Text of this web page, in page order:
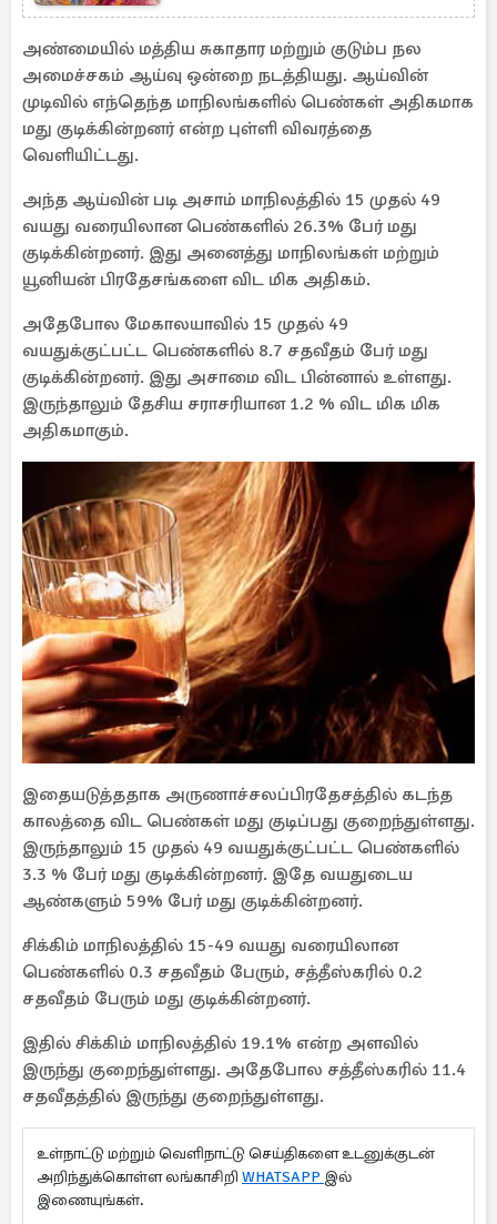
அண்மையில் மத்திய சுகாதார மற்றும் குடும்ப நல
அமைச்சகம் ஆய்வு ஒன்றை நடத்தியது. ஆய்வின்
முடிவில் எந்தெந்த மாநிலங்களில் பெண்கள் அதிகமாக
மது குடிக்கின்றனர் என்ற புள்ளி விவரத்தை
வெளியிட்டது.
அந்த ஆய்வின் படி அசாம் மாநிலத்தில் 15 முதல் 49
வயது வரையிலான பெண்களில் 26.3% பேர் மது
குடிக்கின்றனர். இது அனைத்து மாநிலங்கள் மற்றும்
யூனியன் பிரதேசங்களை விட மிக அதிகம்.
அதேபோல மேகாலயாவில் 15 முதல் 49
வயதுக்குட்பட்ட பெண்களில் 8.7 சதவீதம் பேர் மது
குடிக்கின்றனர். இது அசாமை விட பின்னால் உள்ளது.
இருந்தாலும் தேசிய சராசரியான 1.2 % விட மிக மிக
அதிகமாகும்.
இதையடுத்ததாக அருணாச்சலப்பிரதேசத்தில் கடந்த
காலத்தை விட பெண்கள் மது குடிப்பது குறைந்துள்ளது.
இருந்தாலும் 15 முதல் 49 வயதுக்குட்பட்ட பெண்களில்
3.3 % பேர் மது குடிக்கின்றனர். இதே வயதுடைய
ஆண்களும் 59% பேர் மது குடிக்கின்றனர்.
சிக்கிம் மாநிலத்தில் 15-49 வயது வரையிலான
பெண்களில் 0.3 சதவீதம் பேரும், சத்தீஸ்கரில் 0.2
சதவீதம் பேரும் மது குடிக்கின்றனர்.
இதில் சிக்கிம் மாநிலத்தில் 19.1% என்ற அளவில்
இருந்து குறைந்துள்ளது. அதேபோல சத்தீஸ்கரில் 11.4
சதவீதத்தில் இருந்து குறைந்துள்ளது.
உள்நாட்டு மற்றும் வெளிநாட்டு செய்திகளை உடனுக்குடன்
அறிந்துக்கொள்ள லங்காசிறி WHATSAPP இல்
இணையுங்கள்.